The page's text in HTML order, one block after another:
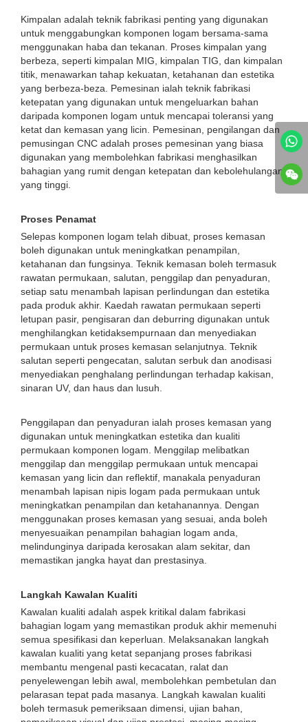
Kimpalan adalah teknik fabrikasi penting yang digunakan
untuk menggabungkan komponen logam bersama-sama
menggunakan haba dan tekanan. Proses kimpalan yang
berbeza, seperti kimpalan MIG, kimpalan TIG, dan kimpalan
titik, menawarkan tahap kekuatan, ketahanan dan estetika
yang berbeza-beza. Pemesinan ialah teknik fabrikasi
ketepatan yang digunakan untuk mengeluarkan bahan
daripada komponen logam untuk mencapai toleransi yang
ketat dan kemasan yang licin. Pemesinan, pengilangan dan
pemusingan CNC adalah proses pemesinan yang biasa
digunakan yang membolehkan fabrikasi menghasilkan
bahagian yang rumit dengan ketepatan dan kebolehulangan
yang tinggi.
Proses Penamat
Selepas komponen logam telah dibuat, proses kemasan
boleh digunakan untuk meningkatkan penampilan,
ketahanan dan fungsinya. Teknik kemasan boleh termasuk
rawatan permukaan, salutan, penggilap dan penyaduran,
setiap satu menambah lapisan perlindungan dan estetika
pada produk akhir. Kaedah rawatan permukaan seperti
letupan pasir, pengisaran dan deburring digunakan untuk
menghilangkan ketidaksempurnaan dan menyediakan
permukaan untuk proses kemasan selanjutnya. Teknik
salutan seperti pengecatan, salutan serbuk dan anodisasi
menyediakan penghalang perlindungan terhadap kakisan,
sinaran UV, dan haus dan lusuh.
Penggilapan dan penyaduran ialah proses kemasan yang
digunakan untuk meningkatkan estetika dan kualiti
permukaan komponen logam. Menggilap melibatkan
menggilap dan menggilap permukaan untuk mencapai
kemasan yang licin dan reflektif, manakala penyaduran
menambah lapisan nipis logam pada permukaan untuk
meningkatkan penampilan dan ketahanannya. Dengan
menggunakan proses kemasan yang sesuai, anda boleh
menyesuaikan penampilan bahagian logam anda,
melindunginya daripada kerosakan alam sekitar, dan
memastikan jangka hayat dan prestasinya.
Langkah Kawalan Kualiti
Kawalan kualiti adalah aspek kritikal dalam fabrikasi
bahagian logam yang memastikan produk akhir memenuhi
semua spesifikasi dan keperluan. Melaksanakan langkah
kawalan kualiti yang ketat sepanjang proses fabrikasi
membantu mengenal pasti kecacatan, ralat dan
penyelewengan lebih awal, membolehkan pembetulan dan
pelarasan tepat pada masanya. Langkah kawalan kualiti
boleh termasuk pemeriksaan dimensi, ujian bahan,